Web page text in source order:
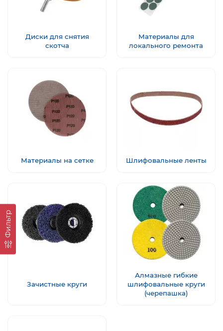
Фильтр
Диски для снятия
скотча
Материалы для
локального ремонта
Материалы на сетке Шлифовальные ленты
Зачистные круги
Алмазные гибкие
шлифовальные круги
(черепашка)